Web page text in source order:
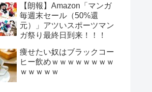
【朗報】Amazon「マンガ
毎週末セール（50%還
元）」アツいスポーツマン
ガ祭り最終日到来！！！
痩せたい奴はブラックコー
ヒー飲めｗｗｗｗｗｗｗｗ
ｗｗｗｗｗ